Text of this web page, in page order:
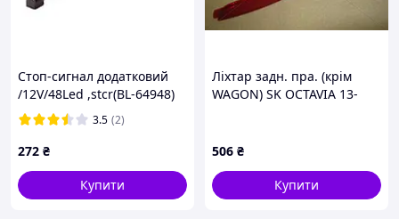
Стоп-сигнал додатковий
/12V/48Led ,stcr(BL-64948)
3.5 (2)
272 ₴
Купити
Ліхтар задн. пра. (крім
WAGON) SK OCTAVIA 13-
506 ₴
Купити